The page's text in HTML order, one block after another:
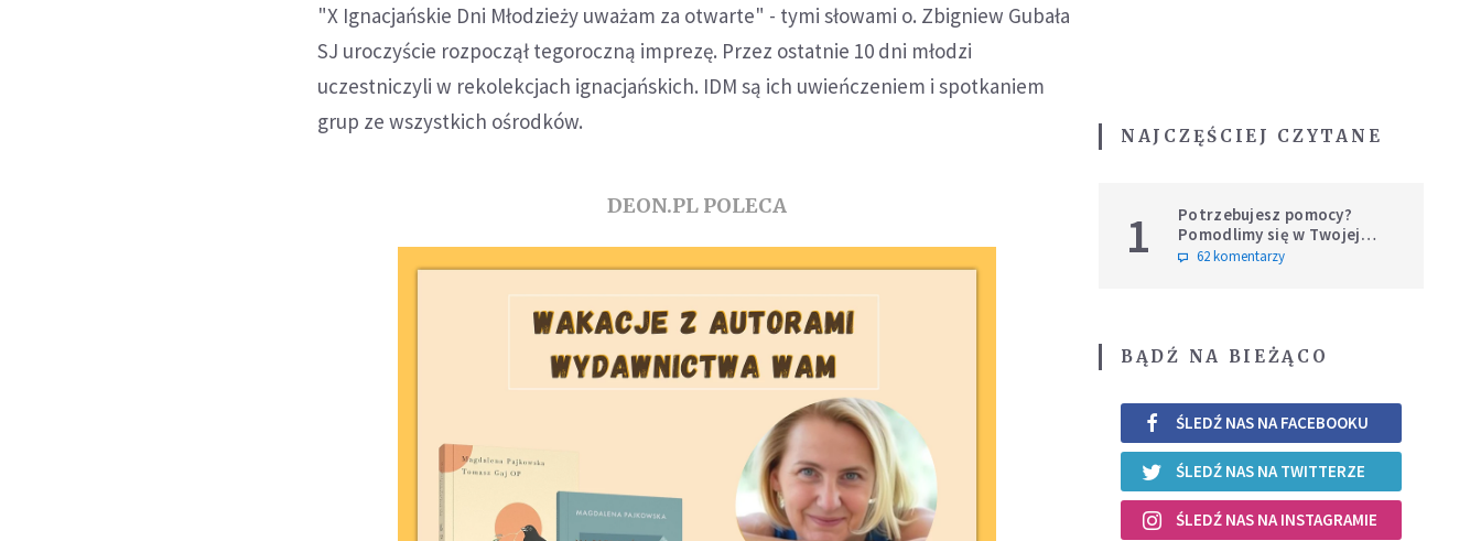
"X Ignacjańskie Dni Młodzieży uważam za otwarte" - tymi słowami o. Zbigniew Gubała
SJ uroczyście rozpoczął tegoroczną imprezę. Przez ostatnie 10 dni młodzi
uczestniczyli w rekolekcjach ignacjańskich. IDM są ich uwieńczeniem i spotkaniem
grup ze wszystkich ośrodków.
DEON.PL POLECA
NAJCZĘŚCIEJ CZYTANE
1
Potrzebujesz pomocy?
Pomodlimy się w Twojej
intencji
62 komentarzy
BĄDŹ NA BIEŻĄCO
ŚLEDŹ NAS NA FACEBOOKU
ŚLEDŹ NAS NA TWITTERZE
ŚLEDŹ NAS NA INSTAGRAMIE